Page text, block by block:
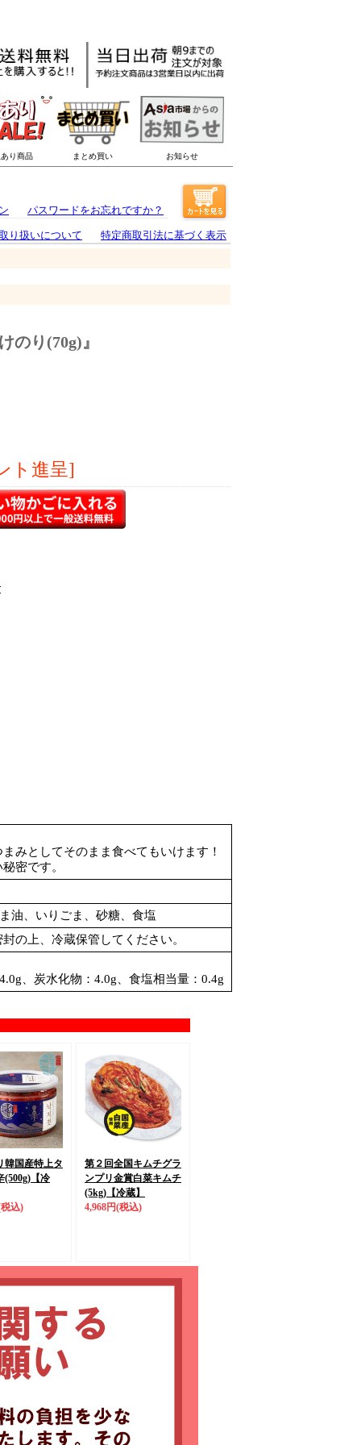
パスワードをお忘れですか？
り扱いについて 特定商取引法に基づく表示
のり(70g)』
ト進呈]
みとしてそのまま食べてもいけます！
密です。
油、いりごま、砂糖、食塩
の上、冷蔵保管してください。
、炭水化物：4.0g、食塩相当量：0.4g
韓国産特上タ
(500g) 【冷
込)
第２回全国キムチグラ
ンプリ金賞白菜キムチ
(5kg) 【冷蔵】
4,968円(税込)